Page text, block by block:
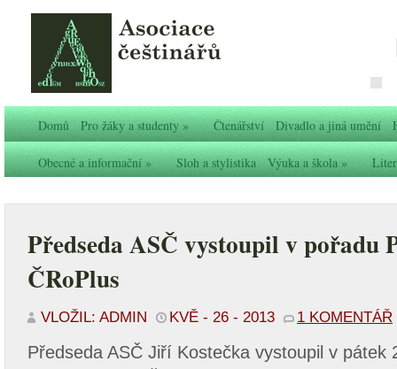
Domů Pro žáky a studenty» Čtenářství Divadlo a jiná umění
Obecné a informační» Sloh a stylistika Výuka a škola»
Předseda ASČ vystoupil v pořadu
ČRoPlus
VLOŽIL: ADMIN KVĚ - 26 - 2013 1 KOMENTÁŘ
Předseda ASČ Jiří Kostečka vystoupil v